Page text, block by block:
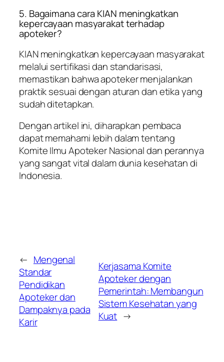
5. Bagaimana cara KIAN meningkatkan
kepercayaan masyarakat terhadap
apoteker?
KIAN meningkatkan kepercayaan masyarakat
melalui sertifikasi dan standarisasi,
memastikan bahwa apoteker menjalankan
praktik sesuai dengan aturan dan etika yang
sudah ditetapkan.
Dengan artikel ini, diharapkan pembaca
dapat memahami lebih dalam tentang
Komite Ilmu Apoteker Nasional dan perannya
yang sangat vital dalam dunia kesehatan di
Indonesia.
← Mengenal
Standar
Pendidikan
Apoteker dan
Dampaknya pada
Karir
Kerjasama Komite
Apoteker dengan
Pemerintah: Membangun
Sistem Kesehatan yang
Kuat →